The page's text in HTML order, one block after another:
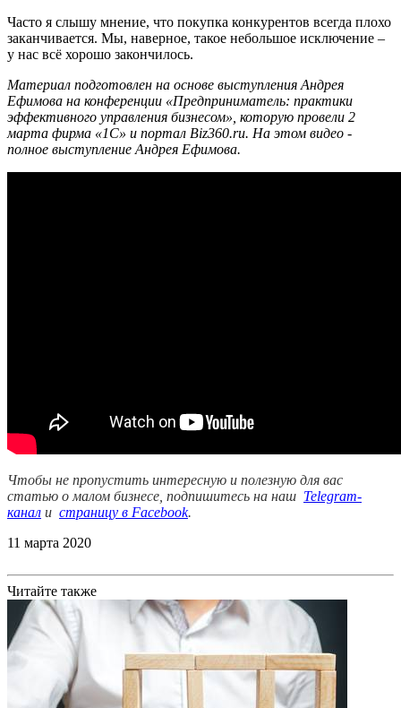
Часто я слышу мнение, что покупка конкурентов всегда плохо
заканчивается. Мы, наверное, такое небольшое исключение –
у нас всё хорошо закончилось.
Материал подготовлен на основе выступления Андрея
Ефимова на конференции «Предприниматель: практики
эффективного управления бизнесом», которую провели 2
марта фирма «1С» и портал Biz360.ru. На этом видео -
полное выступление Андрея Ефимова.
Чтобы не пропустить интересную и полезную для вас
статью о малом бизнесе, подпишитесь на наш Telegram-
канал и страницу в Facebook.
11 марта 2020
Читайте также